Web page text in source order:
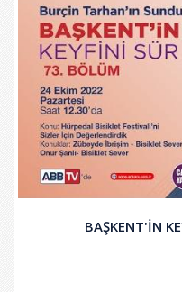
BAŞKENT'İN